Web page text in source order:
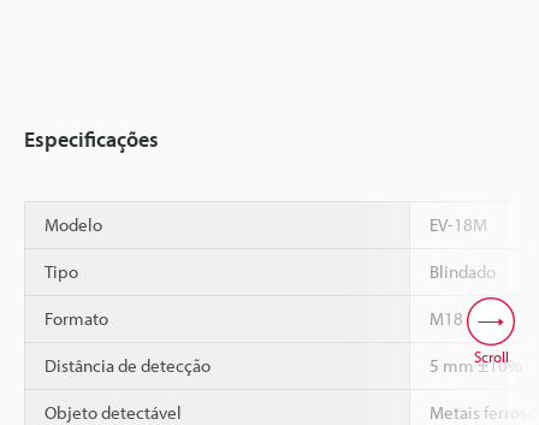
Especificações
Modelo EV-18M
Tipo Blindado
Formato M18
Distância de detecção 5 mm ±10%
Objeto detectável
Metais
Scroll